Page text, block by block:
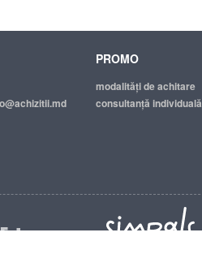
PROMO
modalităţi de achitare
consultanță individuală